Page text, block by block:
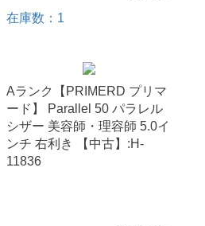
在庫数：1
Aランク【PRIMERD プリマ
ード】 Parallel 50 パラレル
シザー 美容師・理容師 5.0イ
ンチ 右利き 【中古】:H-
11836